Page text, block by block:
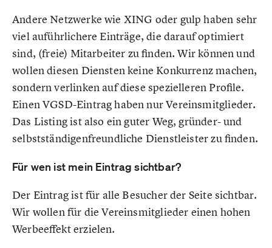
Andere Netzwerke wie XING oder gulp haben sehr
viel auführlichere Einträge, die darauf optimiert
sind, (freie) Mitarbeiter zu finden. Wir können und
wollen diesen Diensten keine Konkurrenz machen,
sondern verlinken auf diese spezielleren Profile.
Einen VGSD-Eintrag haben nur Vereinsmitglieder.
Das Listing ist also ein guter Weg, gründer- und
selbstständigenfreundliche Dienstleister zu finden.
Für wen ist mein Eintrag sichtbar?
Der Eintrag ist für alle Besucher der Seite sichtbar.
Wir wollen für die Vereinsmitglieder einen hohen
Werbeeffekt erzielen.